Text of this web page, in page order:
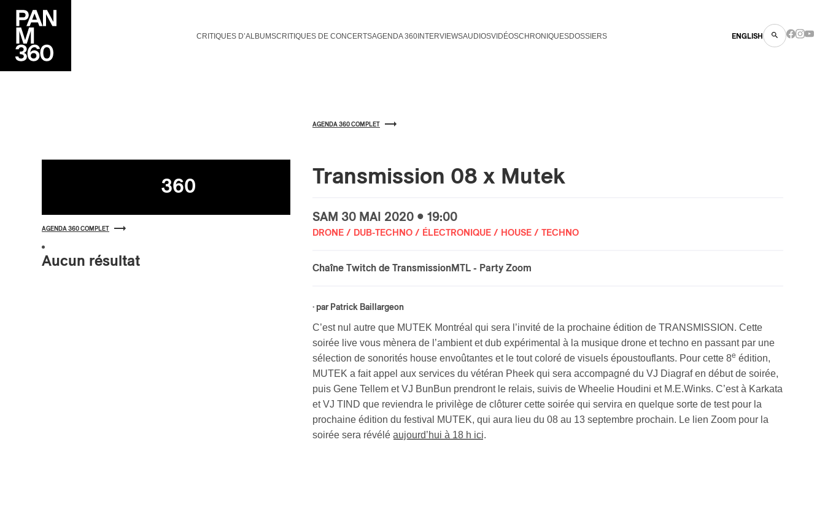
CRITIQUES D’ALBUMSCRITIQUES DE CONCERTSAGENDA 360INTERVIEWSAUDIOSVIDÉOSCHRONIQUESDOSSIERS ENGLISH
360
AGENDA 360 COMPLET
Aucun résultat
AGENDA 360 COMPLET
Transmission 08 x Mutek
SAM 30 MAI 2020 • 19:00
DRONE / DUB-TECHNO / ÉLECTRONIQUE / HOUSE / TECHNO
Chaîne Twitch de TransmissionMTL - Party Zoom
· par Patrick Baillargeon
C’est nul autre que MUTEK Montréal qui sera l’invité de la prochaine édition de TRANSMISSION. Cette
soirée live vous mènera de l’ambient et dub expérimental à la musique drone et techno en passant par une
sélection de sonorités house envoûtantes et le tout coloré de visuels époustouflants. Pour cette 8e édition,
MUTEK a fait appel aux services du vétéran Pheek qui sera accompagné du VJ Diagraf en début de soirée,
puis Gene Tellem et VJ BunBun prendront le relais, suivis de Wheelie Houdini et M.E.Winks. C’est à Karkata
et VJ TIND que reviendra le privilège de clôturer cette soirée qui servira en quelque sorte de test pour la
prochaine édition du festival MUTEK, qui aura lieu du 08 au 13 septembre prochain. Le lien Zoom pour la
soirée sera révélé aujourd’hui à 18 h ici.